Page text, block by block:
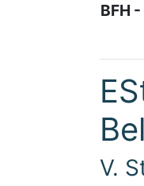
BFH
V.